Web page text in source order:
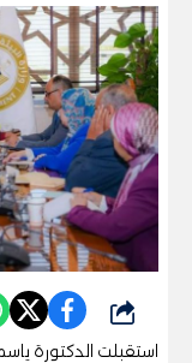
شارك
استقبلت الدكتورة